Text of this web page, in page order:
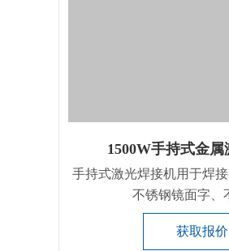
1500W手持式金
手持式激光焊接机用于焊
不锈钢镜面字、
获取报价